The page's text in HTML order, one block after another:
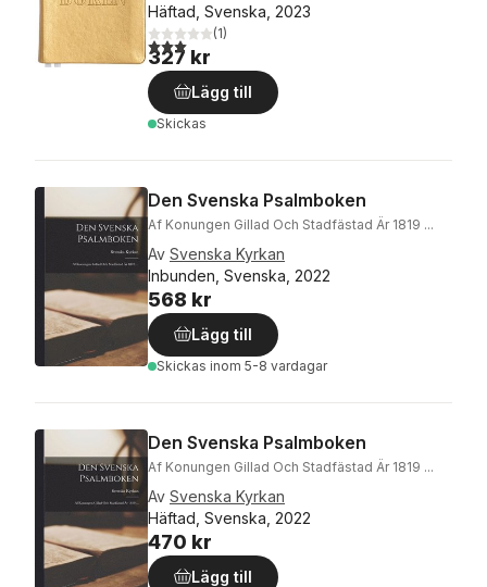
Häftad, Svenska, 2023
3,0utav 5 stjärnor. Totalt antal röster:
(1)
327 kr
Lägg till
Skickas
Den Svenska Psalmboken
Af Konungen Gillad Och Stadfästad Är 1819 ...
Av Svenska Kyrkan
Inbunden, Svenska, 2022
568 kr
Lägg till
Skickas inom 5-8 vardagar
Den Svenska Psalmboken
Af Konungen Gillad Och Stadfästad Är 1819 ...
Av Svenska Kyrkan
Häftad, Svenska, 2022
470 kr
Lägg till